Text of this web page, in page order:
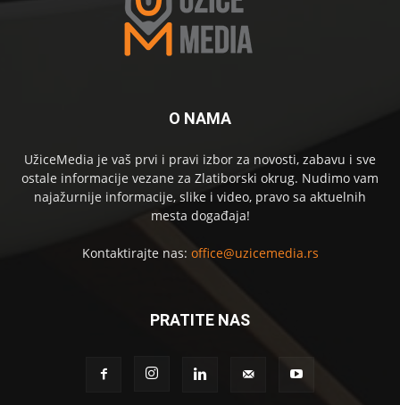
O NAMA
UžiceMedia je vaš prvi i pravi izbor za novosti, zabavu i sve
ostale informacije vezane za Zlatiborski okrug. Nudimo vam
najažurnije informacije, slike i video, pravo sa aktuelnih
mesta događaja!
Kontaktirajte nas: office@uzicemedia.rs
PRATITE NAS